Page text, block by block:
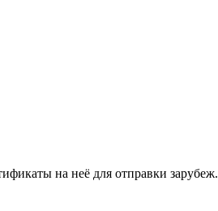
на неё для отправки зарубеж.